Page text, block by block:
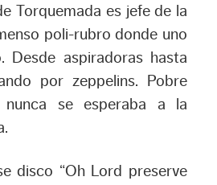
Torquemada es jefe de la
poli-rubro donde uno
Desde aspiradoras hasta
por zeppelins. Pobre
nunca se esperaba a la
disco “Oh Lord preserve